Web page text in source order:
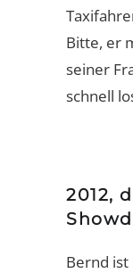
Bitte, er
seiner
schnell
2012,
Bernd ist